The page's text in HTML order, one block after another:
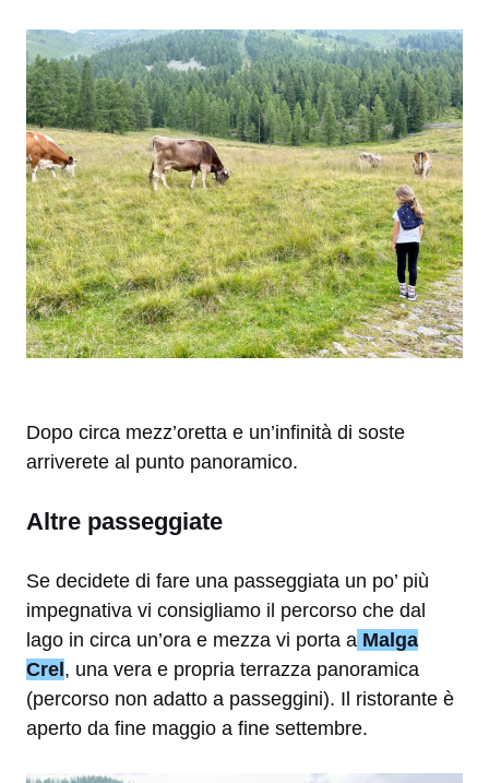
Dopo circa mezz’oretta e un’infinità di soste
arriverete al punto panoramico.
Altre passeggiate
Se decidete di fare una passeggiata un po’ più
impegnativa vi consigliamo il percorso che dal
lago in circa un’ora e mezza vi porta a Malga
Crel, una vera e propria terrazza panoramica
(percorso non adatto a passeggini). Il ristorante è
aperto da fine maggio a fine settembre.